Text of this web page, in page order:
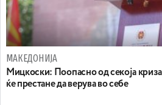
МАКЕДОНИЈА
Мицкоски: Поопасно од секоја
ќе престане да верува во себе